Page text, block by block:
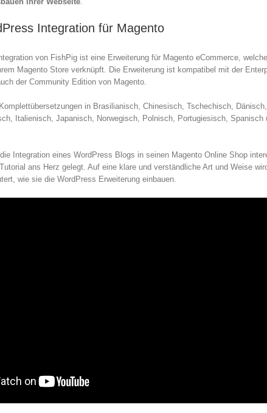
Integration für Magento
von FishPig ist eine Erweiterung für Magento eCommerce,
Magento Store verknüpft. Die Erweiterung ist kompatibel mit der
der Community Edition von Magento.
in Brasilianisch, Chinesisch, Tschechisch, Dänisch,
Italienisch, Japanisch, Norwegisch, Polnisch, Portugiesisch, Spanisch
Integration eines WordPress Blogs in seinen Magento Online Shop
ans Herz gelegt. Auf eine klare und verständliche Art und Weise
wie sie die WordPress Erweiterung einbauen.